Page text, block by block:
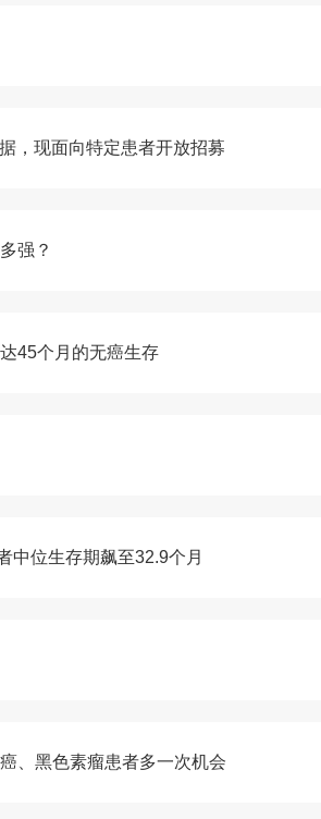
，现面向特定患者开放招募
强？
45个月的无癌生存
中位生存期飙至32.9个月
、黑色素瘤患者多一次机会